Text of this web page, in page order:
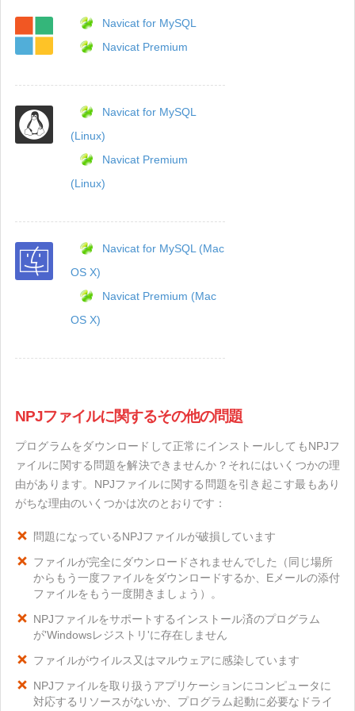
Navicat for MySQL
Navicat Premium
Navicat for MySQL
(Linux)
Navicat Premium
(Linux)
Navicat for MySQL (Mac
OS X)
Navicat Premium (Mac
OS X)
NPJファイルに関するその他の問題
プログラムをダウンロードして正常にインストールしてもNPJフ
ァイルに関する問題を解決できませんか？それにはいくつかの理
由があります。NPJファイルに関する問題を引き起こす最もあり
がちな理由のいくつかは次のとおりです：
問題になっているNPJファイルが破損しています
ファイルが完全にダウンロードされませんでした（同じ場所
からもう一度ファイルをダウンロードするか、Eメールの添付
ファイルをもう一度開きましょう）。
NPJファイルをサポートするインストール済のプログラム
が'Windowsレジストリ'に存在しません
ファイルがウイルス又はマルウェアに感染しています
NPJファイルを取り扱うアプリケーションにコンピュータに
対応するリソースがないか、プログラム起動に必要なドライ